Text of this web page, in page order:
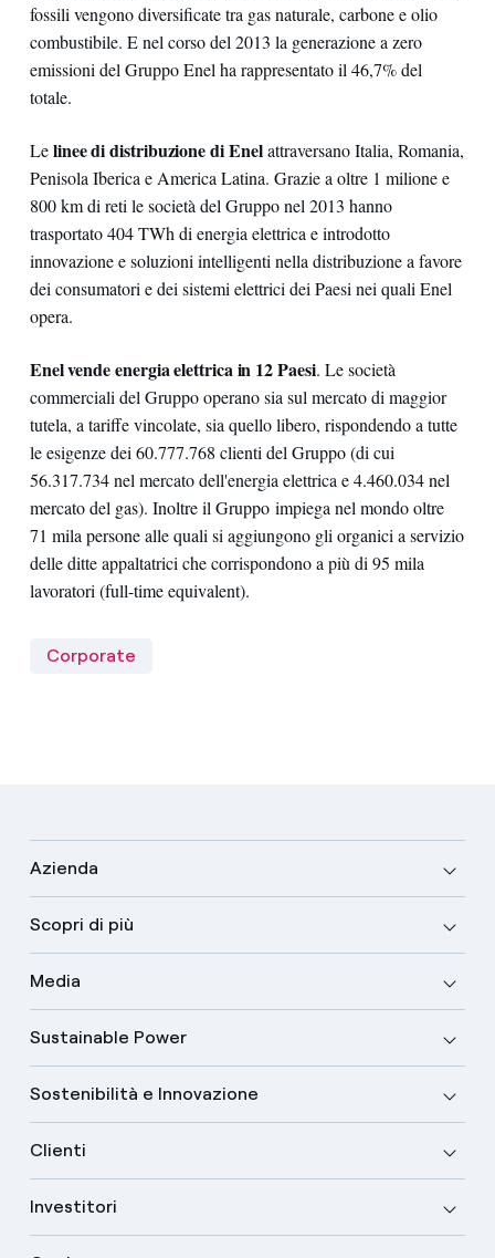
fossili vengono diversificate tra gas naturale, carbone e olio
combustibile. E nel corso del 2013 la generazione a zero
emissioni del Gruppo Enel ha rappresentato il 46,7% del
totale.
Lelinee di distribuzione di Enelattraversano Italia, Romania,
Penisola Iberica e America Latina. Grazie a oltre 1 milione e
800 km di reti le società del Gruppo nel 2013 hanno
trasportato 404 TWh di energia elettrica e introdotto
innovazione e soluzioni intelligenti nella distribuzione a favore
dei consumatori e dei sistemi elettrici dei Paesi nei quali Enel
opera.
Enel vende energia elettrica in 12 Paesi. Le società
commerciali del Gruppo operano sia sul mercato di maggior
tutela, a tariffe vincolate, sia quello libero, rispondendo a tutte
le esigenze dei 60.777.768 clienti del Gruppo (di cui
56.317.734 nel mercato dell'energia elettrica e 4.460.034 nel
mercato del gas). Inoltre il Gruppo impiega nel mondo oltre
71 mila persone alle quali si aggiungono gli organici a servizio
delle ditte appaltatrici che corrispondono a più di 95 mila
lavoratori (full-time equivalent).
Corporate
Azienda
Scopri di più
Media
Sustainable Power
Sostenibilità e Innovazione
Clienti
Investitori